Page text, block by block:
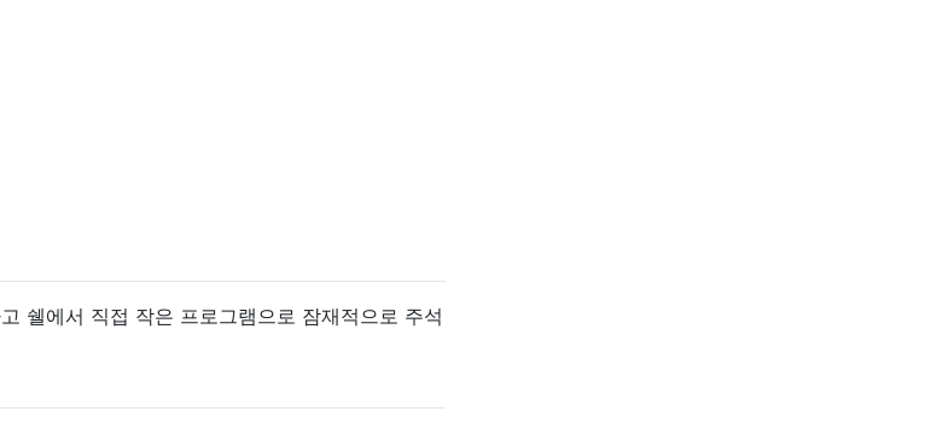
쉘에서 직접 작은 프로그램으로 잠재적으로 주석